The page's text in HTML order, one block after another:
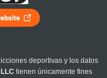
deportivas y los datos
tienen únicamente fines